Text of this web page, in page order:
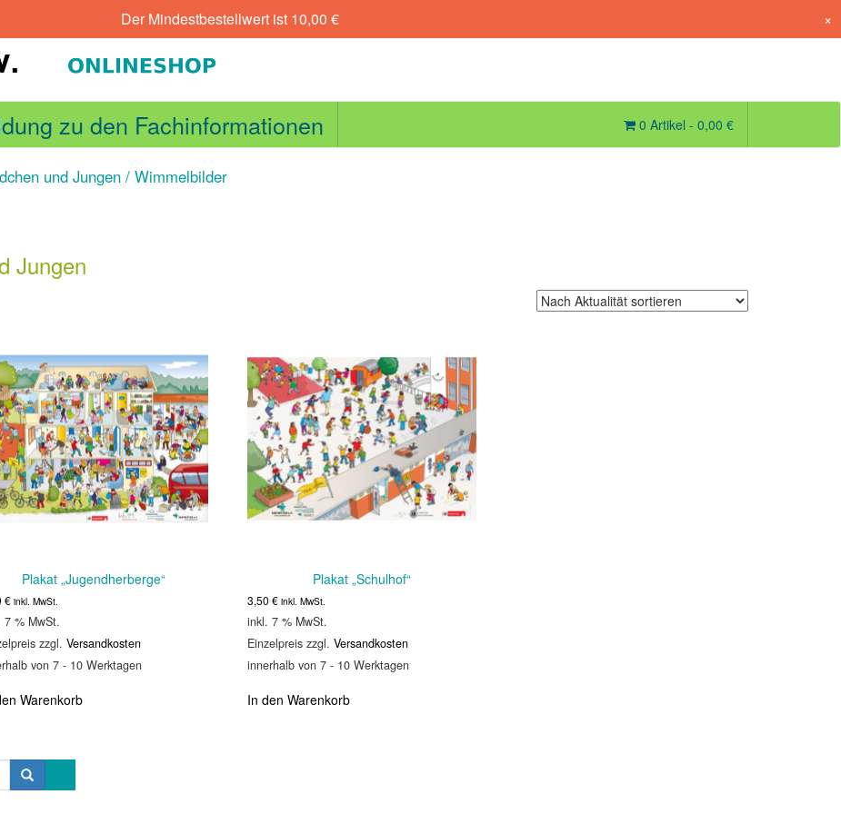
zu den Fachinformationen 0 Artikel - 0,00 €
und Jungen / Wimmelbilder
Jungen
Plakat „Jugendherberge“
€ inkl. MwSt.
7 % MwSt.
zzgl. Versandkosten
von 7 - 10 Werktagen
Warenkorb
Plakat „Schulhof“
3,50€ inkl. MwSt.
inkl. 7 % MwSt.
Einzelpreis zzgl.Versandkosten
innerhalb von 7 - 10 Werktagen
In den Warenkorb
Der Mindestbestellwert ist 10,00 € ×